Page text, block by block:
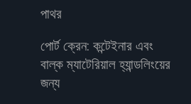
পাথর
পোর্ট ক্রেন: কন্টেইনার এবং
বাল্ক ম্যাটেরিয়াল হ্যান্ডলিংয়ের
জন্য